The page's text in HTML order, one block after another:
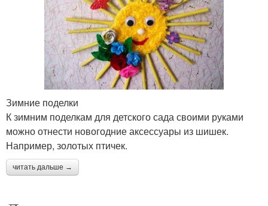
Зимние поделки
К зимним поделкам для детского сада своими руками
можно отнести новогодние аксессуары из шишек.
Например, золотых птичек.
читать дальше →